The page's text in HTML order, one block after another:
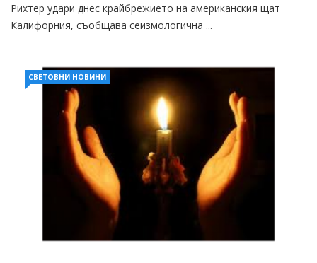
Рихтер удари днес крайбрежието на американския щат
Калифорния, съобщава сеизмологична ...
СВЕТОВНИ НОВИНИ